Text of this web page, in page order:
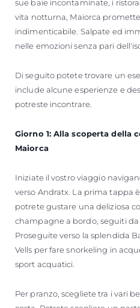
sue baie incontaminate, i
vita notturna, Maiorca
indimenticabile. Salpate ed
nelle emozioni senza pari
Di seguito potete trovare un
include alcune esperienze e
potreste incontrare.
Giorno 1: Alla scoperta della
Maiorca
Iniziate il vostro viaggio
verso Andratx. La prima tappa
potrete gustare una deliziosa
champagne a bordo, seguiti
Proseguite verso la splendida
Vells per fare snorkeling in
sport acquatici.
Per pranzo, scegliete tra i vari